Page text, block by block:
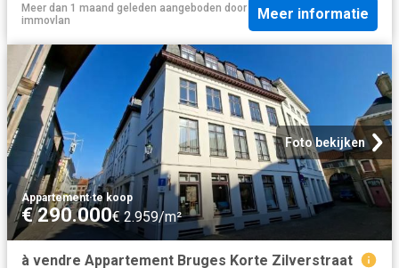
Meer dan 1 maand geleden aangeboden door
immovlan
Meer informatie
Foto bekijken
Appartement·te koop
€ 290.000€ 2.959/m²
à vendre Appartement Bruges Korte Zilverstraat